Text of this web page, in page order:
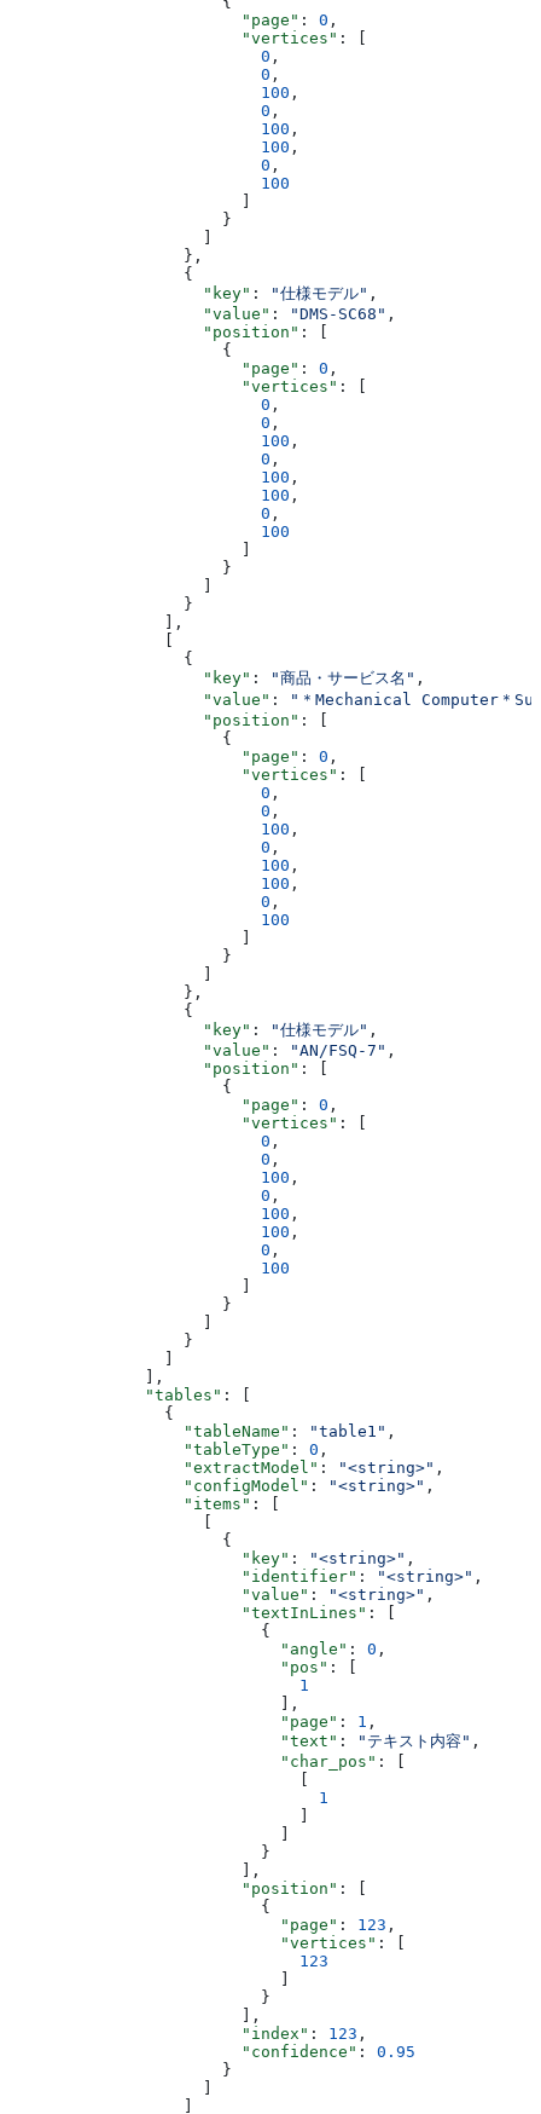
                        "page"
: 0 ,
                        "vertices"
: [
                          0
,
                          0
,
                          100
,
                          0
,
                          100
,
                          100
,
                          0
,
                          100
                      }
                  },
                  {
                    "key"
: "仕様モデル" ,
                    "value"
: "DMS-SC68" ,
                    "position"
: [
                      {
                        "page"
: 0 ,
                        "vertices"
: [
                          0
,
                          0
,
                          100
,
                          0
,
                          100
,
                          100
,
                          0
,
                          100
                      }
                  }
                ],
                  {
                    "key"
: "商品・サービス名" ,
                    "value"
:
"＊Mechanical Computer＊
                    "position"
: [
                      {
                        "page"
: 0 ,
                        "vertices"
: [
                          0
,
                          0
,
                          100
,
                          0
,
                          100
,
                          100
,
                          0
,
                          100
                      }
                  },
                  {
                    "key"
: "仕様モデル" ,
                    "value"
: "AN/FSQ-7" ,
                    "position"
: [
                      {
                        "page"
: 0 ,
                        "vertices"
: [
                          0
,
                          0
,
                          100
,
                          0
,
                          100
,
                          100
,
                          0
,
                          100
                      }
                  }
              ],
              "tables"
: [
                {
                  "tableName"
: "table1" ,
                  "tableType"
: 0 ,
                  "extractModel"
: "<string>" ,
                  "configModel"
: "<string>" ,
                  "items"
: [
                      {
                        "key"
: "<string>" ,
                        "identifier"
: "<string>" ,
                        "value"
: "<string>" ,
                        "textInLines"
: [
                          {
                            "angle"
: 0 ,
                            "pos"
: [
                              1
                            ],
                            "page"
: 1 ,
                            "text"
: "テキスト内容" ,
                            "char_pos"
: [
                                1
                          }
                        ],
                        "position"
: [
                          {
                            "page"
: 123 ,
                            "vertices"
: [
                              123
                          }
                        ],
                        "index"
: 123 ,
                        "confidence"
: 0.95
                      }